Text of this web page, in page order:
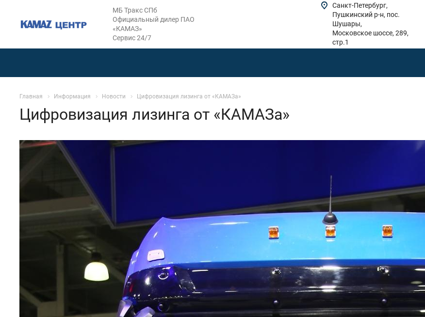
МБ Тракс СПб
Официальный дилер ПАО
«КАМАЗ»
Сервис 24/7
Санкт-Петербург,
Пушкинский р-н, пос.
Шушары,
Московское шоссе, 289,
стр.1
Главная Информация Новости Цифровизация лизинга от «КАМАЗа»
Цифровизация лизинга от «КАМАЗа»